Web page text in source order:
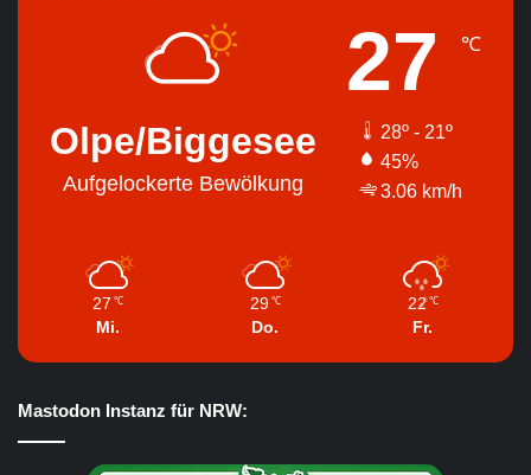
Olpe/Biggesee
Aufgelockerte Bewölkung
27 ℃
28º - 21º
45%
3.06 km/h
27 ℃
Mi.
29 ℃
Do.
22 ℃
Fr.
Mastodon Instanz für NRW: